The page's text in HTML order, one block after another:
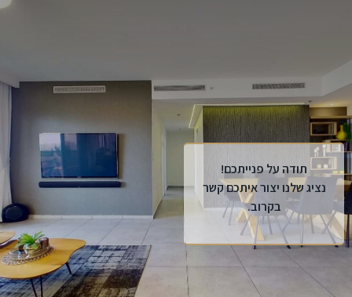
תודה על פנייתכם!
נציג שלנו יצור איתכם קשר
בקרוב.